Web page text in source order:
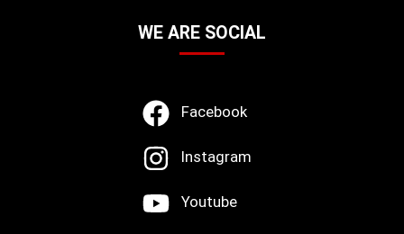
WE ARE SOCIAL
Facebook
Instagram
Youtube